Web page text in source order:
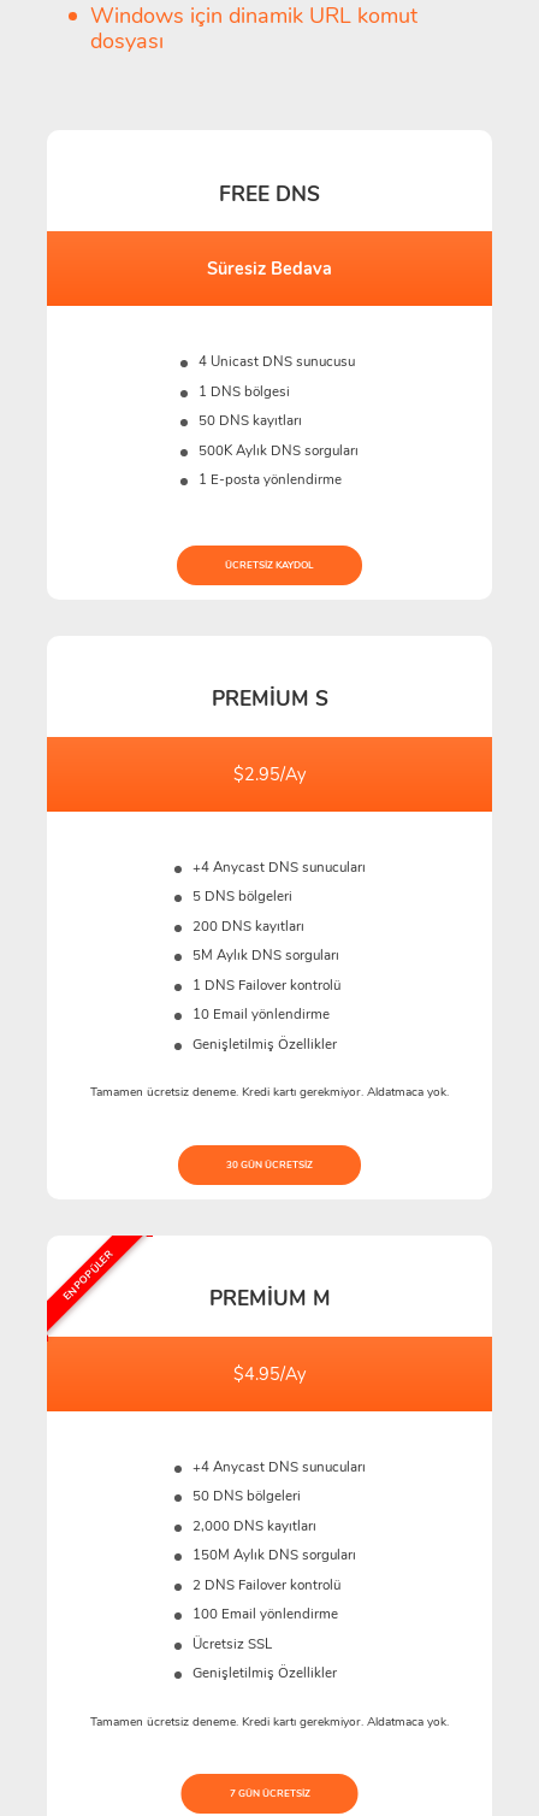
Windows için dinamik URL komut
dosyası
FREE DNS
Süresiz Bedava
4 Unicast DNS sunucusu
1 DNS bölgesi
50 DNS kayıtları
500KAylık DNS sorguları
1 E-posta yönlendirme
ÜCRETSIZ KAYDOL
PREMIUM S
$2.95/Ay
+4 Anycast DNS sunucuları
5 DNS bölgeleri
200 DNS kayıtları
5M Aylık DNS sorguları
1 DNS Failover kontrolü
10 Email yönlendirme
Genişletilmiş Özellikler
Tamamen ücretsiz deneme. Kredi kartı gerekmiyor. Aldatmaca yok.
30 GÜN ÜCRETSIZ
EN POPÜLER PREMIUM M
$4.95/Ay
+4 Anycast DNS sunucuları
50 DNS bölgeleri
2,000 DNS kayıtları
150M Aylık DNS sorguları
2 DNS Failover kontrolü
100 Email yönlendirme
Ücretsiz SSL
Genişletilmiş Özellikler
Tamamen ücretsiz deneme. Kredi kartı gerekmiyor. Aldatmaca yok.
7 GÜN ÜCRETSIZ